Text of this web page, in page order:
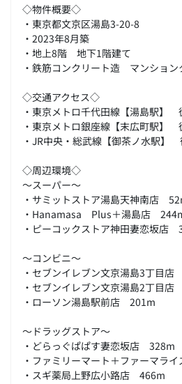
◇物件概要◇
・東京都文京区湯島3-20-8
・2023年8月築
・地上8階 地下1階建て
・鉄筋コンクリート造 マンション
◇交通アクセス◇
・東京メトロ千代田線【湯島駅】
・東京メトロ銀座線【末広町駅】
・JR中央・総武線【御茶ノ水駅】
◇周辺環境◇
～スーパー～
・サミットストア湯島天神南店
・Hanamasa Plus＋湯島店
・ピーコックストア神田妻恋坂店
～コンビニ～
・セブンイレブン文京湯島3丁目
・セブンイレブン文京湯島2丁目
・ローソン湯島駅前店 201m
～ドラッグストア～
・どらっぐぱぱす妻恋坂店 328m
・ファミリーマート＋ファーマラ
・スギ薬局上野広小路店 466m